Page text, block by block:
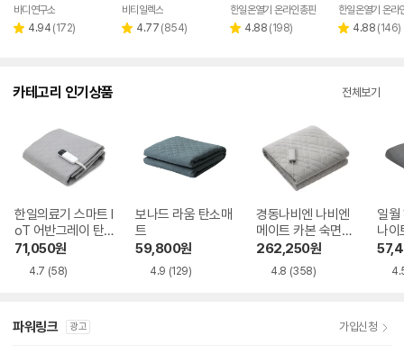
바디연구소
별 4.94 리
(172)
페이
비티일렉스
별 4.77 리
(854)
한일온열기 온라인총판
별 4.88 리
(198)
한일온열기 온라
별 4.88 리
(146)
카테고리 인기상품 전체보기
한일의료기 스마트 I
oT 어반그레이 탄
소매트 HL-APP
71,050원
4.7 (58)
보나드 라움 탄소매
트
59,800원
4.9 (129)
경동나비엔 나비엔
메이트 카본 숙면매
트 패드타입 EME5
262,250원
4.8 (358)
일월
나이
트
파워링크 광고 가입신청